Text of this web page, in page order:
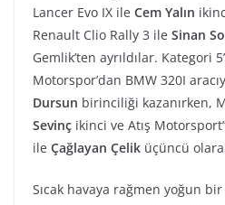
Lancer Evo IX ile Cem Yalın
Renault Clio Rally 3 ile Sinan
Gemlik’ten ayrıldılar. Kategori
Motorspor’dan BMW 320I
Dursun birinciliği kazanırken,
Sevinç ikinci ve Atış
ile Çağlayan Çelik üçüncü
Sıcak havaya rağmen yoğun